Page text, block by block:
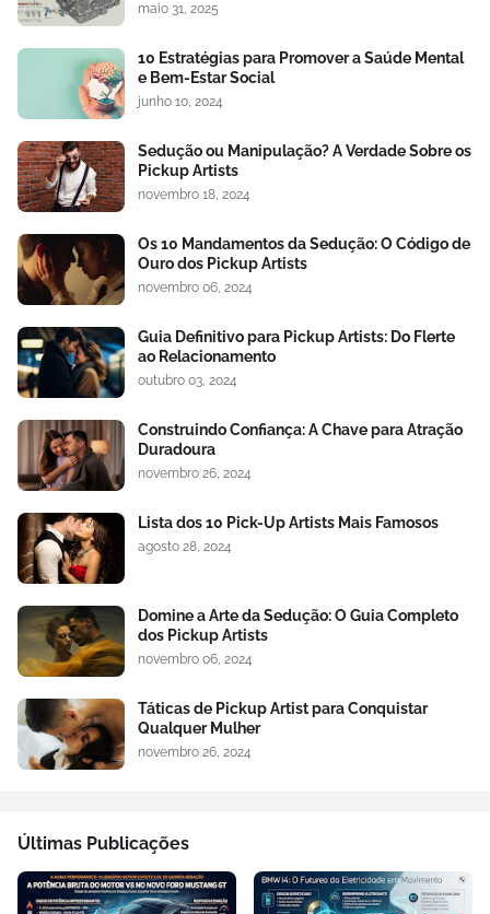
maio 31, 2025
10 Estratégias para Promover a Saúde Mental
e Bem-Estar Social
junho 10, 2024
Sedução ou Manipulação? A Verdade Sobre os
Pickup Artists
novembro 18, 2024
Os 10 Mandamentos da Sedução: O Código de
Ouro dos Pickup Artists
novembro 06, 2024
Guia Definitivo para Pickup Artists: Do Flerte
ao Relacionamento
outubro 03, 2024
Construindo Confiança: A Chave para Atração
Duradoura
novembro 26, 2024
Lista dos 10 Pick-Up Artists Mais Famosos
agosto 28, 2024
Domine a Arte da Sedução: O Guia Completo
dos Pickup Artists
novembro 06, 2024
Táticas de Pickup Artist para Conquistar
Qualquer Mulher
novembro 26, 2024
Últimas Publicações